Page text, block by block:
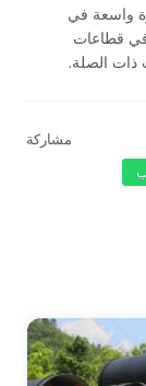
واسعة في
في قطاعات
ذات الصلة.
مشاركة